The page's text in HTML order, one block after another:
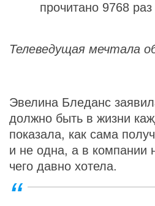
прочитано 9768 раз
Телеведущая мечтала
Эвелина Бледанс
должно быть в жизни
показала, как сама
и не одна, а в компании
чего давно хотела.